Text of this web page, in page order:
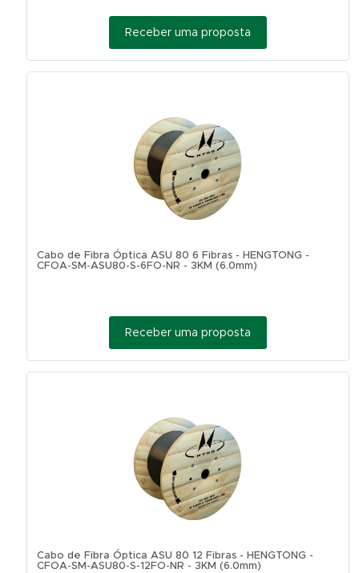
Receber uma proposta
Cabo de Fibra Óptica ASU 80 6 Fibras - HENGTONG -
CFOA-SM-ASU80-S-6FO-NR - 3KM (6.0mm)
Receber uma proposta
Cabo de Fibra Óptica ASU 80 12 Fibras - HENGTONG -
CFOA-SM-ASU80-S-12FO-NR - 3KM (6.0mm)